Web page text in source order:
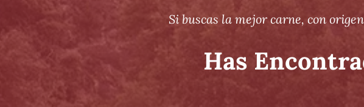
Si buscas la mejor carne, con
Has